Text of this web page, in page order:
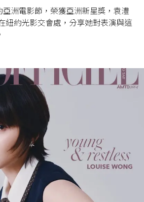
洲電影節，榮獲亞洲新星獎，袁澧
紐約光影交會處，分享她對表演與這